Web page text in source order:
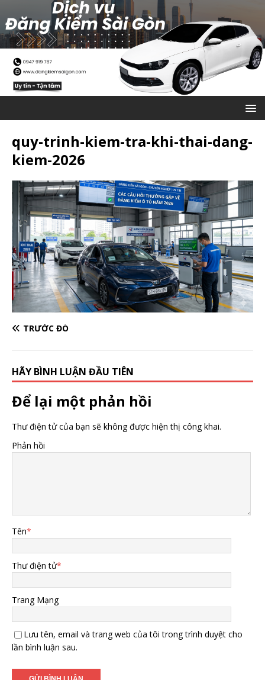
quy-trinh-kiem-tra-khi-thai-dang-
kiem-2026
TRƯỚC ĐÓ
HÃY BÌNH LUẬN ĐẦU TIÊN
Để lại một phản hồi
Thư điện tử của bạn sẽ không được hiện thị công khai.
Phản hồi
Tên*
Thư điện tử*
Trang Mạng
Lưu tên, email và trang web của tôi trong trình duyệt cho
lần bình luận sau.